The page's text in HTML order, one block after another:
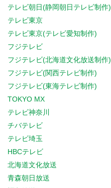
テレビ朝日(静岡朝日テレビ制作)
テレビ東京
テレビ東京(テレビ愛知制作)
フジテレビ
フジテレビ(北海道文化放送制作)
フジテレビ(関西テレビ制作)
フジテレビ(東海テレビ制作)
TOKYO MX
テレビ神奈川
チバテレビ
テレビ埼玉
HBCテレビ
北海道文化放送
青森朝日放送